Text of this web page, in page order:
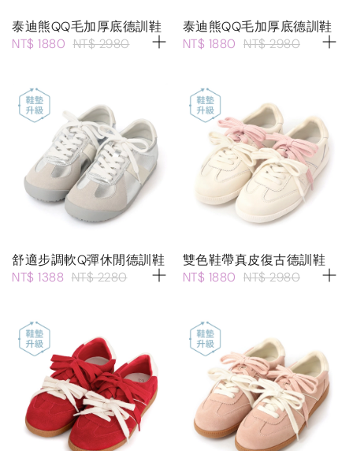
泰迪熊QQ毛加厚底德訓鞋
NT$ 1880 NT$ 2980
泰迪熊QQ毛加厚底德訓鞋
NT$ 1880 NT$ 2980
舒適步調軟Q彈休閒德訓鞋
NT$ 1388 NT$ 2280
雙色鞋帶真皮復古德訓鞋
NT$ 1880 NT$ 2980